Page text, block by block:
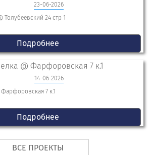
23-06-2026
Толубеевский 24 стр 1
Подробнее
14-06-2026
7 к.1
Подробнее
ВСЕ ПРОЕКТЫ